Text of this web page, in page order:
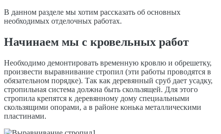
В данном разделе мы хотим рассказать об основных
необходимых отделочных работах.
Начинаем мы с кровельных работ
Необходимо демонтировать временную кровлю и обрешетку,
произвести выравнивание стропил (эти работы проводятся в
обязательном порядке). Так как деревянный сруб дает усадку,
стропильная система должна быть скользящей. Для этого
стропила крепятся к деревянному дому специальными
скользящими опорами, а в районе конька металлическими
пластинами.